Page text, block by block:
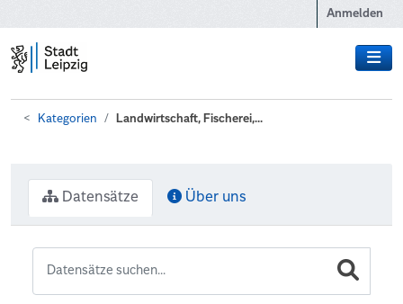
Anmelden
Kategorien Landwirtschaft, Fischerei,...
Datensätze Über uns